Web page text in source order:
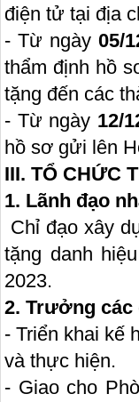
điện tử tại địa
- Từ ngày05/
thẩm định hồ
tặng đến các
- Từ ngày 12/
hồ sơ gửi lên
III. TỔ CHỨC
1. Lãnh đạo
Chỉ đạo xây
tặng danh
2023.
2. Trưởng
- Triển khai kế
và thực hiện.
- Giao cho